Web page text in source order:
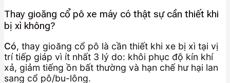
Thay gioăng cổ pô xe máy có thật sự cần thiết khi
bị xì không?
Có, thay gioăng cổ pô là cần thiết khi xe bị xì tại vị
trí tiếp giáp vì ít nhất 3 lý do: khôi phục độ kín khí
xả, giảm tiếng ồn bất thường và hạn chế hư hại lan
sang cổ pô/bu-lông.